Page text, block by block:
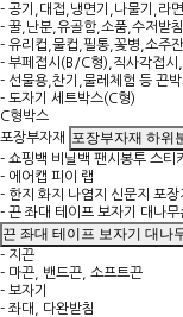
- 공기,대접,냉면기,나물기,라
- 꿀,난분,유골함,소품,수저받
- 유리컵,물컵,필통,꽃병,소주
- 부페접시(B/C형),직사각접시,
- 선물용,찬기,물레체험 등 끈
- 도자기 세트박스(C형)
C형박스
포장부자재
포장부자재 하위
- 쇼핑백 비닐백 팬시봉투 스티
- 에어캡 피이 랩
- 한지 화지 나염지 신문지 포장
- 끈 좌대 테이프 보자기 대나무
끈 좌대 테이프 보자기 대나
- 지끈
- 마끈, 밴드끈, 소프트끈
- 보자기
- 좌대, 다완받침